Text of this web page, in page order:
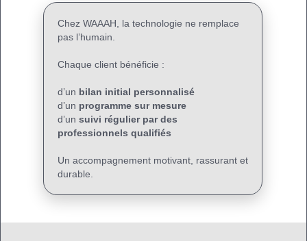
Chez WAAAH, la technologie ne remplace
pas l’humain.
Chaque client bénéficie :
d’un bilan initial personnalisé
d’un programme sur mesure
d’un suivi régulier par des
professionnels qualifiés
Un accompagnement motivant, rassurant et
durable.